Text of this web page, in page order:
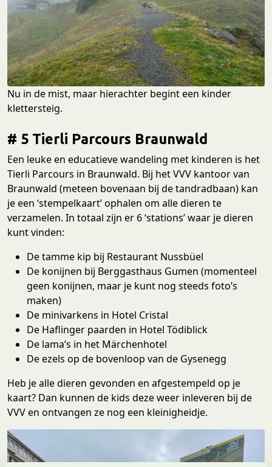
Nu in de mist, maar hierachter begint een kinder
klettersteig.
# 5 Tierli Parcours Braunwald
Een leuke en educatieve wandeling met kinderen is het
Tierli Parcours in Braunwald. Bij het VVV kantoor van
Braunwald (meteen bovenaan bij de tandradbaan) kan
je een ‘stempelkaart’ ophalen om alle dieren te
verzamelen. In totaal zijn er 6 ‘stations’ waar je dieren
kunt vinden:
De tamme kip bij Restaurant Nussbüel
De konijnen bij Berggasthaus Gumen (momenteel
geen konijnen, maar je kunt nog steeds foto’s
maken)
De minivarkens in Hotel Cristal
De Haflinger paarden in Hotel Tödiblick
De lama’s in het Märchenhotel
De ezels op de bovenloop van de Gysenegg
Heb je alle dieren gevonden en afgestempeld op je
kaart? Dan kunnen de kids deze weer inleveren bij de
VVV en ontvangen ze nog een kleinigheidje.